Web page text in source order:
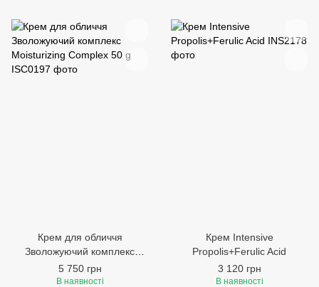
Крем для обличчя
Зволожуючий комплекс
Moisturizing Complex 50 g
5 750 грн
В наявності
Крем Intensive
Propolis+Ferulic Acid
3 120 грн
В наявності